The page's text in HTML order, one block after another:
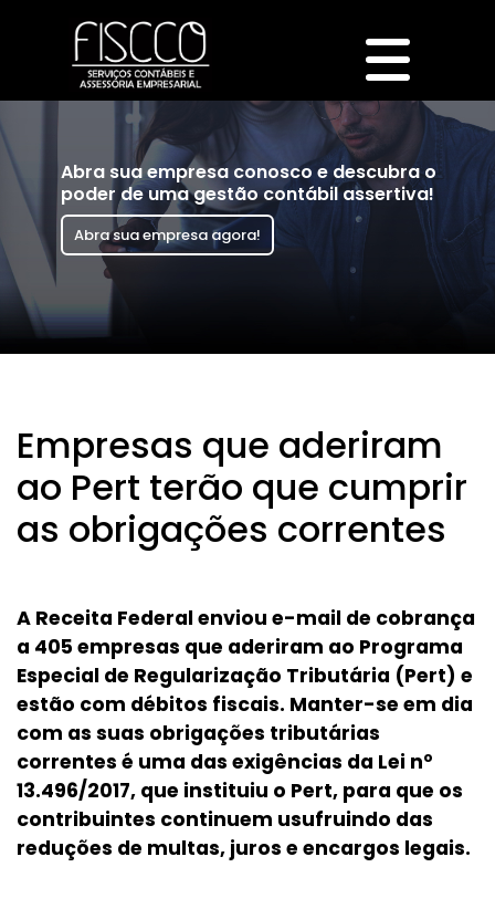
Abra sua empresa conosco e descubra o
poder de uma gestão contábil assertiva!
Abra sua empresa agora!
Empresas que aderiram
ao Pert terão que cumprir
as obrigações correntes
A Receita Federal enviou e-mail de cobrança
a 405 empresas que aderiram ao Programa
Especial de Regularização Tributária (Pert) e
estão com débitos fiscais. Manter-se em dia
com as suas obrigações tributárias
correntes é uma das exigências da Lei nº
13.496/2017, que instituiu o Pert, para que os
contribuintes continuem usufruindo das
reduções de multas, juros e encargos legais.